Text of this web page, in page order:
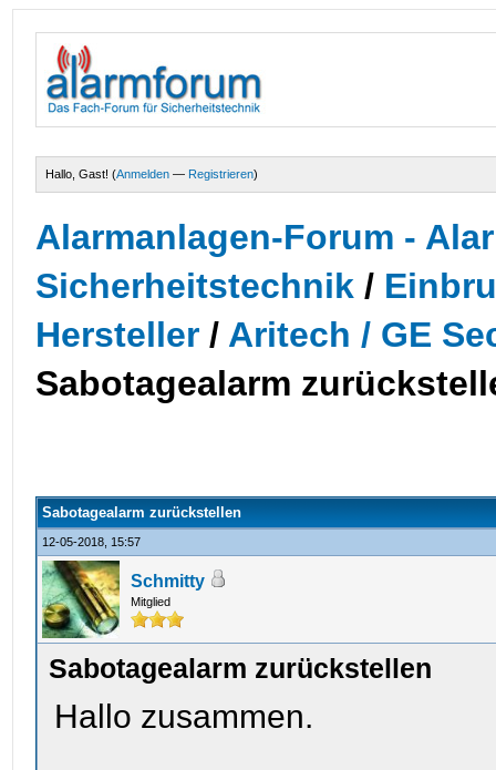
Hallo, Gast! (Anmelden — Registrieren)
Alarmanlagen-Forum -
Sicherheitstechnik /
Hersteller/ Aritech / GE
Sabotagealarm
Sabotagealarm zurückstellen
12-05-2018, 15:57
Schmitty
Mitglied
Sabotagealarm zurückstellen
Hallo zusammen.